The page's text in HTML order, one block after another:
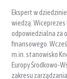
Ekspert w
wiedzą.
odpowiedzialna za
finansowego.
m.in. stanowisko
Europy Środkowo-
zakresu